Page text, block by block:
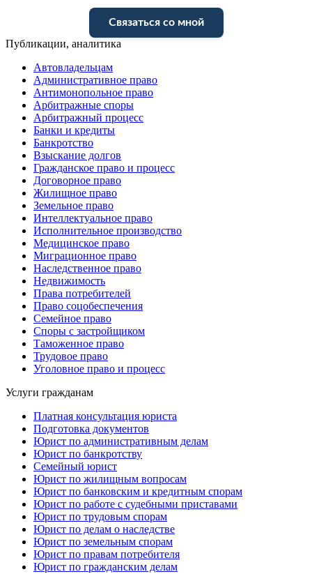
Связаться со мной
Публикации, аналитика
Автовладельцам
Административное право
Антимонопольное право
Арбитражные споры
Арбитражный процесс
Банки и кредиты
Банкротство
Взыскание долгов
Гражданское право и процесс
Договорное право
Жилищное право
Земельное право
Интеллектуальное право
Исполнительное производство
Медицинское право
Миграционное право
Наследственное право
Недвижимость
Права потребителей
Право соцобеспечения
Семейное право
Споры с застройщиком
Таможенное право
Трудовое право
Уголовное право и процесс
Услуги гражданам
Платная консультация юриста
Подготовка документов
Юрист по административным делам
Юрист по банкротству
Семейный юрист
Юрист по жилищным вопросам
Юрист по банковским и кредитным спорам
Юрист по работе с судебными приставами
Юрист по трудовым спорам
Юрист по делам о наследстве
Юрист по земельным спорам
Юрист по правам потребителя
Юрист по гражданским делам